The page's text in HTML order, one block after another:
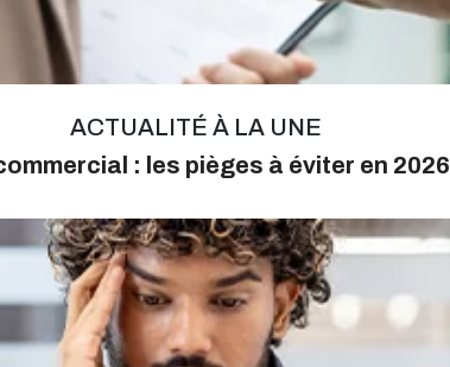
ACTUALITÉ À LA UNE
: les pièges à éviter en 2026